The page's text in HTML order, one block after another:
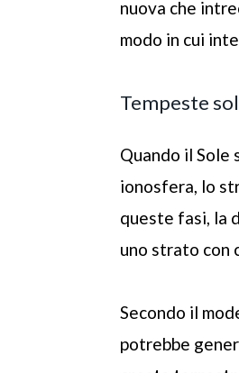
nuova che
modo in cui
Tempeste
Quando il
ionosfera, lo
queste fasi, la
uno strato con
Secondo il
potrebbe